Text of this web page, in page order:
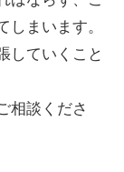
まいます。
していくこと
相談くださ